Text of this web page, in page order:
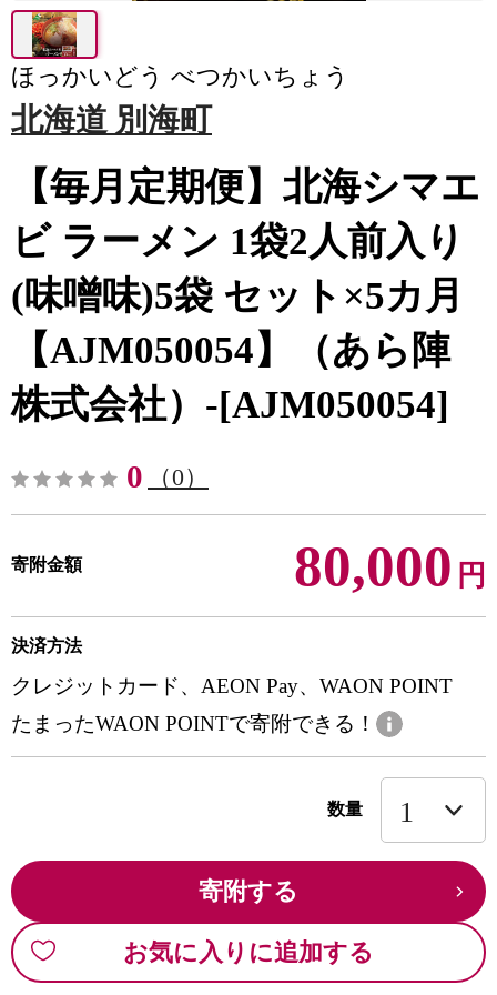
ほっかいどう べつかいちょう
北海道 別海町
【毎月定期便】北海シマエ
ビ ラーメン 1袋2人前入り
(味噌味)5袋 セット×5カ月
【AJM050054】（あら陣
株式会社）-[AJM050054]
0 （0）
寄附金額 80,000 円
決済方法
クレジットカード、AEON Pay、WAON POINT
たまったWAON POINTで寄附できる！
数量
寄附する
お気に入りに追加する